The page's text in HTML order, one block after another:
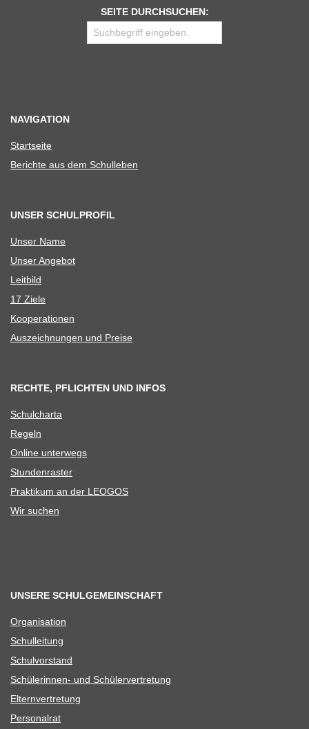
SEITE DURCHSUCHEN:
NAVIGATION
Start­seite
Berichte aus dem Schulleben
UNSER SCHULPROFIL
Unser Name
Unser Ange­bot
Leit­bild
17 Ziele
Koope­ra­tio­nen
Aus­zeich­nun­gen und Preise
RECHTE, PFLICHTEN UND INFOS
Schul­charta
Regeln
Online unter­wegs
Stun­den­ras­ter
Prak­ti­kum an der LEOGOS
Wir suchen
UNSERE SCHULGEMEINSCHAFT
Orga­ni­sa­tion
Schul­lei­tung
Schul­vor­stand
Schü­le­rin­nen- und Schülervertretung
Eltern­ver­tre­tung
Per­so­nal­rat